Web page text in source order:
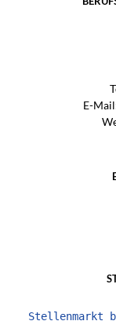
E-
Stellenmarkt